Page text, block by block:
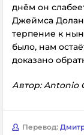
днём он
Джеймса
терпение к
было, нам
доказано
Автор: Antonio
Перевод: